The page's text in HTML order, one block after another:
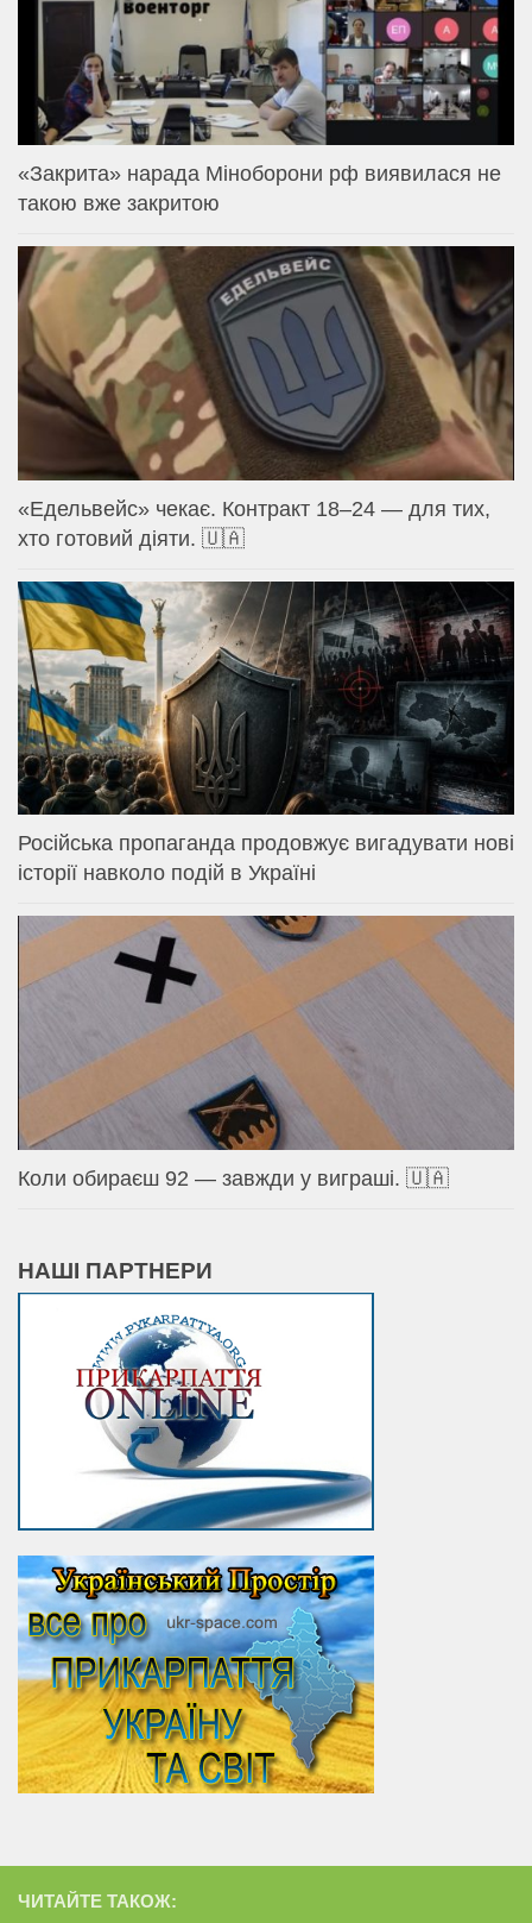
«Закрита» нарада Міноборони рф виявилася не
такою вже закритою
«Едельвейс» чекає. Контракт 18–24 — для тих,
хто готовий діяти. 🇺🇦
Російська пропаганда продовжує вигадувати нові
історії навколо подій в Україні
Коли обираєш 92 — завжди у виграші. 🇺🇦
НАШІ ПАРТНЕРИ
ЧИТАЙТЕ ТАКОЖ: